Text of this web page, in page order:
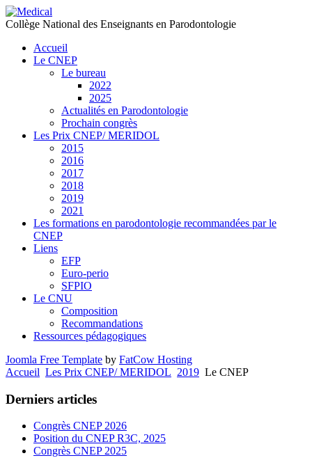
Collège National des Enseignants en Parodontologie
Accueil
Le CNEP
Le bureau
2022
2025
Actualités en Parodontologie
Prochain congrès
Les Prix CNEP/ MERIDOL
2015
2016
2017
2018
2019
2021
Les formations en parodontologie recommandées par le
CNEP
Liens
EFP
Euro-perio
SFPIO
Le CNU
Composition
Recommandations
Ressources pédagogiques
Joomla Free Template by FatCow Hosting
Accueil Les Prix CNEP/ MERIDOL 2019 Le CNEP
Derniers articles
Congrès CNEP 2026
Position du CNEP R3C, 2025
Congrès CNEP 2025
précédente
précédent
suivante
suivant